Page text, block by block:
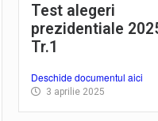
Test alegeri
prezidentiale
Tr.1
Deschide documentul aici
3 aprilie 2025